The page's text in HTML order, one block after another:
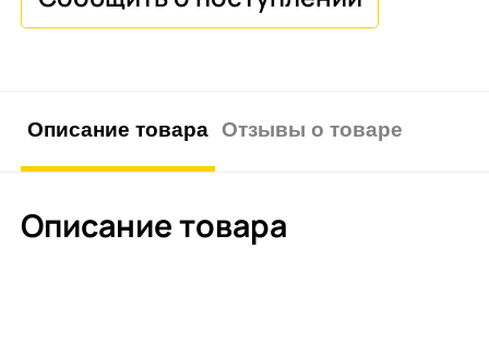
Описание товара Отзывы о товаре
Описание товара